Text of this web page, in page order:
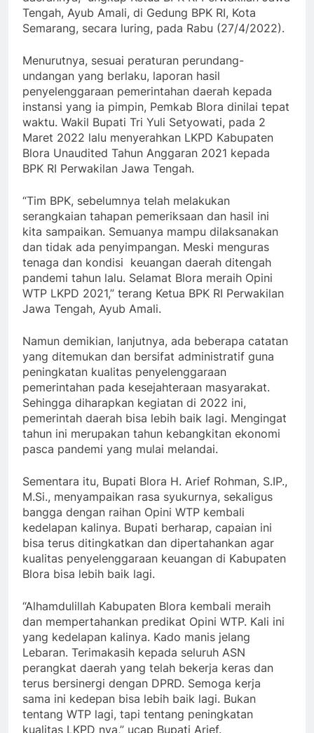
Tengah, Ayub Amali, di Gedung BPK RI, Kota
Semarang, secara luring, pada Rabu (27/4/2022).
Menurutnya, sesuai peraturan perundang-
undangan yang berlaku, laporan hasil
penyelenggaraan pemerintahan daerah kepada
instansi yang ia pimpin, Pemkab Blora dinilai tepat
waktu. Wakil Bupati Tri Yuli Setyowati, pada 2
Maret 2022 lalu menyerahkan LKPD Kabupaten
Blora Unaudited Tahun Anggaran 2021 kepada
BPK RI Perwakilan Jawa Tengah.
“Tim BPK, sebelumnya telah melakukan
serangkaian tahapan pemeriksaan dan hasil ini
kita sampaikan. Semuanya mampu dilaksanakan
dan tidak ada penyimpangan. Meski menguras
tenaga dan kondisi keuangan daerah ditengah
pandemi tahun lalu. Selamat Blora meraih Opini
WTP LKPD 2021,” terang Ketua BPK RI Perwakilan
Jawa Tengah, Ayub Amali.
Namun demikian, lanjutnya, ada beberapa catatan
yang ditemukan dan bersifat administratif guna
peningkatan kualitas penyelenggaraan
pemerintahan pada kesejahteraan masyarakat.
Sehingga diharapkan kegiatan di 2022 ini,
pemerintah daerah bisa lebih baik lagi. Mengingat
tahun ini merupakan tahun kebangkitan ekonomi
pasca pandemi yang mulai melandai.
Sementara itu, Bupati Blora H. Arief Rohman, S.IP.,
M.Si., menyampaikan rasa syukurnya, sekaligus
bangga dengan raihan Opini WTP kembali
kedelapan kalinya. Bupati berharap, capaian ini
bisa terus ditingkatkan dan dipertahankan agar
kualitas penyelenggaraan keuangan di Kabupaten
Blora bisa lebih baik lagi.​
“Alhamdulillah Kabupaten Blora kembali meraih
dan mempertahankan predikat Opini WTP. Kali ini
yang kedelapan kalinya. Kado manis jelang
Lebaran. Terimakasih kepada seluruh ASN
perangkat daerah yang telah bekerja keras dan
terus bersinergi dengan DPRD. Semoga kerja
sama ini kedepan bisa lebih baik lagi. Bukan
tentang WTP lagi, tapi tentang peningkatan
kualitas LKPD nya,” ucap Bupati Arief.